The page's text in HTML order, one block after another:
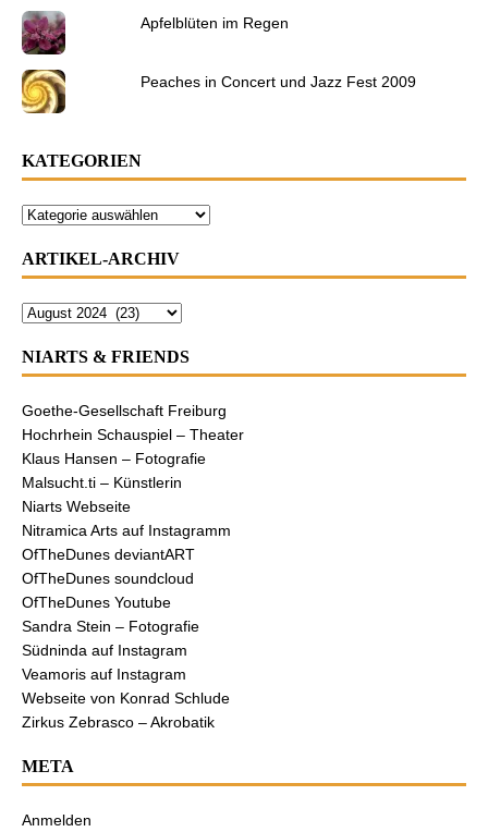
Apfelblüten im Regen
Peaches in Concert und Jazz Fest 2009
KATEGORIEN
ARTIKEL-ARCHIV
NIARTS & FRIENDS
Goethe-Gesellschaft Freiburg
Hochrhein Schauspiel – Theater
Klaus Hansen – Fotografie
Malsucht.ti – Künstlerin
Niarts Webseite
Nitramica Arts auf Instagramm
OfTheDunes deviantART
OfTheDunes soundcloud
OfTheDunes Youtube
Sandra Stein – Fotografie
Südninda auf Instagram
Veamoris auf Instagram
Webseite von Konrad Schlude
Zirkus Zebrasco – Akrobatik
META
Anmelden